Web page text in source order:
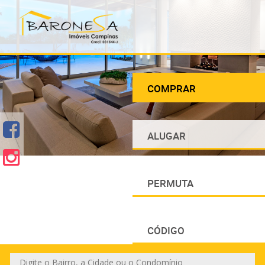
COMPRAR
ALUGAR
PERMUTA
CÓDIGO